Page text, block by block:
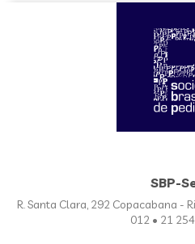
SBP-
R. Santa Clara, 292 Copacabana -
012 • 21